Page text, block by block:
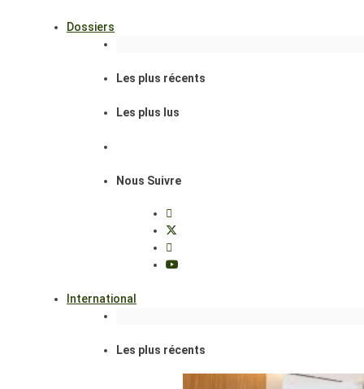
Dossiers
Les plus récents
Les plus lus
Nous Suivre
International
Les plus récents